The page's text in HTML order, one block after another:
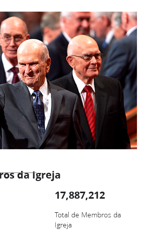
da Igreja
17,887,212
Total de Membros da
Igreja